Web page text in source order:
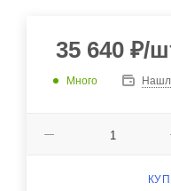
35 640 ₽/
Много